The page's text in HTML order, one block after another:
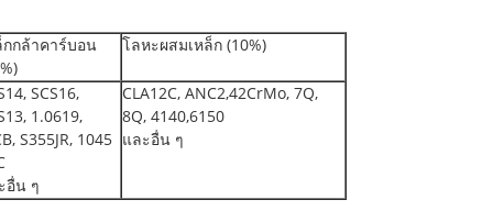
กกล้าคาร์บอน
โลหะผสมเหล็ก (10%)
SCS16,
1.0619,
S355JR, 1045
อื่น ๆ
CLA12C, ANC2,42CrMo, 7Q,
8Q, 4140,6150
และอื่น ๆ